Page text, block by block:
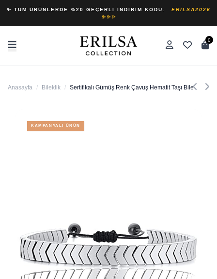
✨ TÜM ÜRÜNLERDE %20 GEÇERLI İNDIRIM KODU:
ERILSA2026
✨✨✨
0
Anasayfa / Bileklik / Sertifikalı Gümüş Renk Çavuş Hematit Taşı Bileklik
KAMPANYALI ÜRÜN